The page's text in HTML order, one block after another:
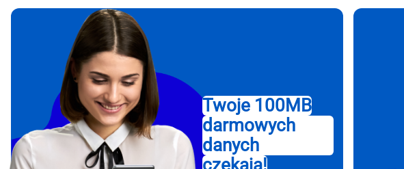
Twoje 100MB
darmowych
danych